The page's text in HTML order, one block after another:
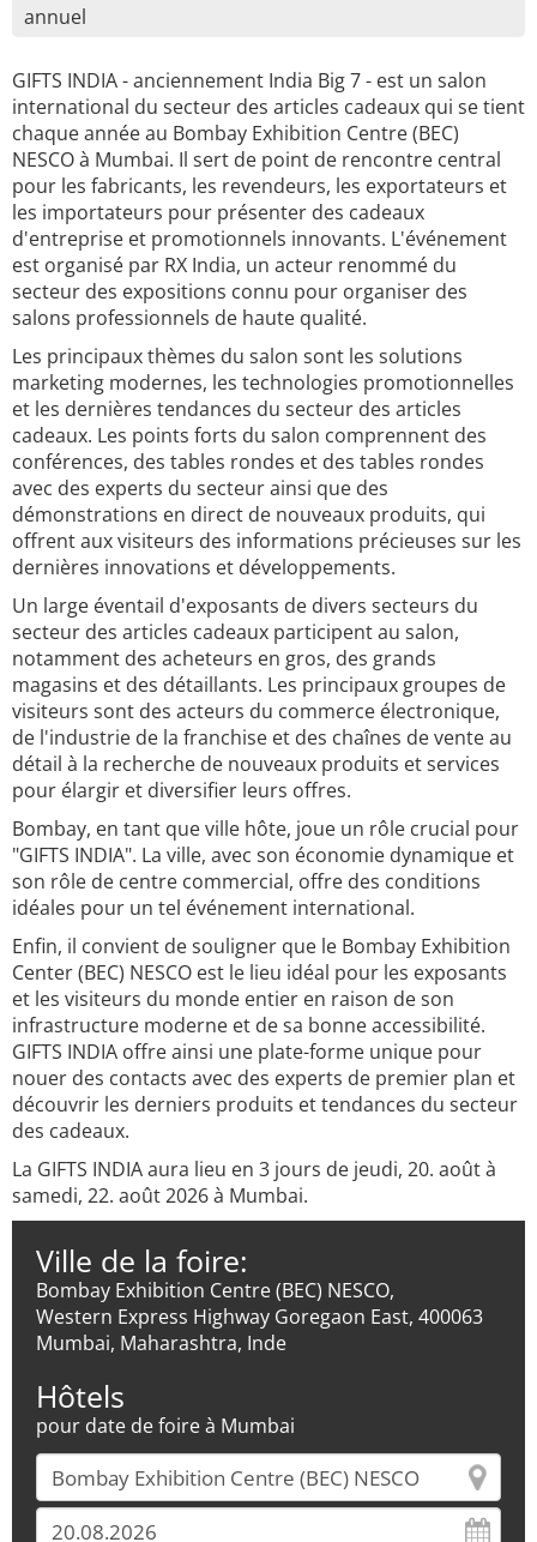
annuel
GIFTS INDIA - anciennement India Big 7 - est un salon
international du secteur des articles cadeaux qui se tient
chaque année au Bombay Exhibition Centre (BEC)
NESCO à Mumbai. Il sert de point de rencontre central
pour les fabricants, les revendeurs, les exportateurs et
les importateurs pour présenter des cadeaux
d'entreprise et promotionnels innovants. L'événement
est organisé par RX India, un acteur renommé du
secteur des expositions connu pour organiser des
salons professionnels de haute qualité.
Les principaux thèmes du salon sont les solutions
marketing modernes, les technologies promotionnelles
et les dernières tendances du secteur des articles
cadeaux. Les points forts du salon comprennent des
conférences, des tables rondes et des tables rondes
avec des experts du secteur ainsi que des
démonstrations en direct de nouveaux produits, qui
offrent aux visiteurs des informations précieuses sur les
dernières innovations et développements.
Un large éventail d'exposants de divers secteurs du
secteur des articles cadeaux participent au salon,
notamment des acheteurs en gros, des grands
magasins et des détaillants. Les principaux groupes de
visiteurs sont des acteurs du commerce électronique,
de l'industrie de la franchise et des chaînes de vente au
détail à la recherche de nouveaux produits et services
pour élargir et diversifier leurs offres.
Bombay, en tant que ville hôte, joue un rôle crucial pour
"GIFTS INDIA". La ville, avec son économie dynamique et
son rôle de centre commercial, offre des conditions
idéales pour un tel événement international.
Enfin, il convient de souligner que le Bombay Exhibition
Center (BEC) NESCO est le lieu idéal pour les exposants
et les visiteurs du monde entier en raison de son
infrastructure moderne et de sa bonne accessibilité.
GIFTS INDIA offre ainsi une plate-forme unique pour
nouer des contacts avec des experts de premier plan et
découvrir les derniers produits et tendances du secteur
des cadeaux.
La GIFTS INDIA aura lieu en 3 jours de jeudi, 20. août à
samedi, 22. août 2026 à Mumbai.
Ville de la foire:
Bombay Exhibition Centre (BEC) NESCO,
Western Express Highway Goregaon East, 400063
Mumbai, Maharashtra, Inde
Hôtels
pour date de foire à Mumbai